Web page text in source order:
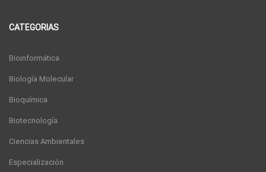
CATEGORIAS
Bioinformática
Biología Molecular
Bioquímica
Biotecnología
Ciencias Ambientales
Especialización